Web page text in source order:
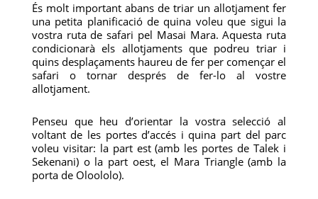
És molt important abans de triar un allotjament fer
una petita planificació de quina voleu que sigui la
vostra ruta de safari pel Masai Mara. Aquesta ruta
condicionarà els allotjaments que podreu triar i
quins desplaçaments haureu de fer per començar el
safari o tornar després de fer-lo al vostre
allotjament.
Penseu que heu d’orientar la vostra selecció al
voltant de les portes d’accés i quina part del parc
voleu visitar: la part est (amb les portes de Talek i
Sekenani) o la part oest, el Mara Triangle (amb la
porta de Oloololo).